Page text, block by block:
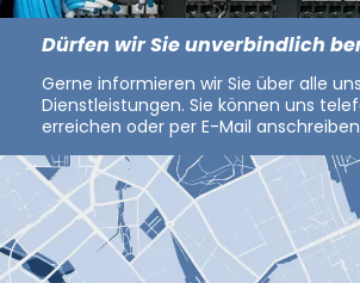
Dürfen wir Sie unverbindlich
Gerne informieren wir Sie über alle
Dienstleistungen. Sie können uns
erreichen oder per E-Mail